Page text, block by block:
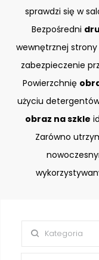
sprawdzi się w
Bezpośredni
wewnętrznej
zabezpieczenie
Powierzchnię
użyciu
obraz na szkle
Zarówno
Kategoria